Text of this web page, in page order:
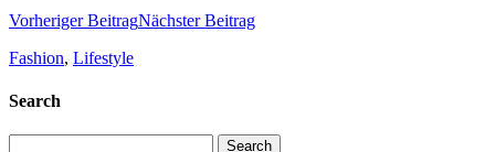
Vorheriger BeitragNächster Beitrag
Fashion, Lifestyle
Search